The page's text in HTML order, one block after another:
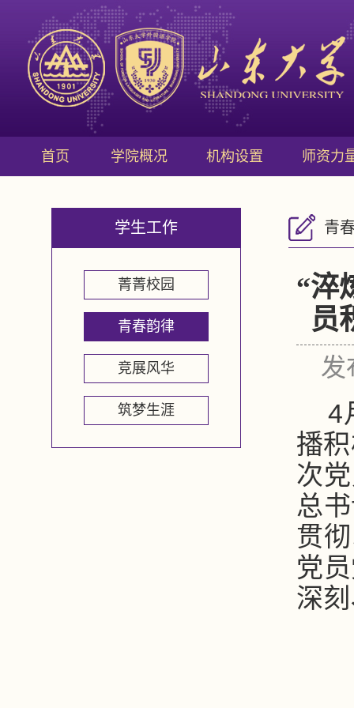
首页 学院概况 机构设置 师资力
学生工作
菁菁校园
青春韵律
竞展风华
筑梦生涯
青
“淬
员
发
4
播
次
总
贯
党
深